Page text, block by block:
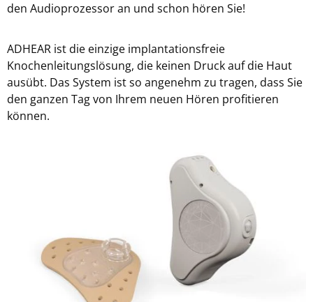
den Audioprozessor an und schon hören Sie!
ADHEAR ist die einzige implantationsfreie
Knochenleitungslösung, die keinen Druck auf die Haut
ausübt. Das System ist so angenehm zu tragen, dass Sie
den ganzen Tag von Ihrem neuen Hören profitieren
können.